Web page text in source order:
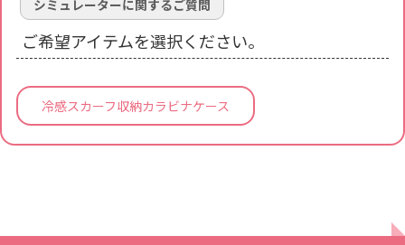
シミュレーターに関するご質問
ご希望アイテムを選択ください。
冷感スカーフ収納カラビナケース